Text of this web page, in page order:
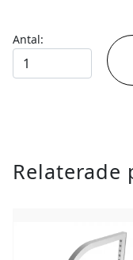
Antal:
beMatrix
FRAMES
Relaterade